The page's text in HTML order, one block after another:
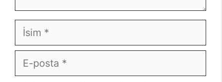
İsim
E-
posta